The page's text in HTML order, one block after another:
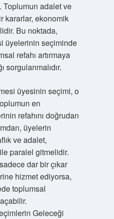
Toplumun adalet ve
kararlar, ekonomik
Bu noktada,
üyelerinin seçiminde
refahı artırmaya
sorgulanmalıdır.
üyesinin seçimi, o
en
refahını doğrudan
üyelerin
ve adalet,
paralel gitmelidir.
dar bir çıkar
hizmet ediyorsa,
toplumsal
Geleceği